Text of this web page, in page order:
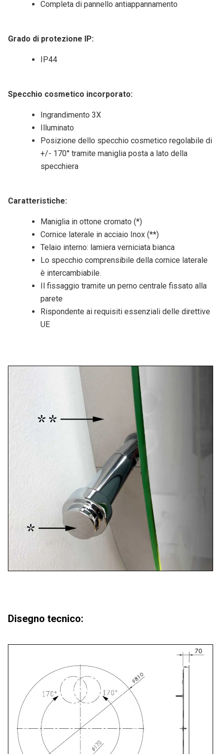
Completa di pannello antiappannamento
Grado di protezione IP:
IP44
Specchio cosmetico incorporato:
Ingrandimento 3X
Illuminato
Posizione dello specchio cosmetico regolabile di
+/- 170° tramite maniglia posta a lato della
specchiera
Caratteristiche:
Maniglia in ottone cromato (*)
Cornice laterale in acciaio Inox (**)
Telaio interno: lamiera verniciata bianca
Lo specchio comprensibile della cornice laterale
è intercambiabile.
Il fissaggio tramite un perno centrale fissato alla
parete
Rispondente ai requisiti essenziali delle direttive
UE
Disegno tecnico: